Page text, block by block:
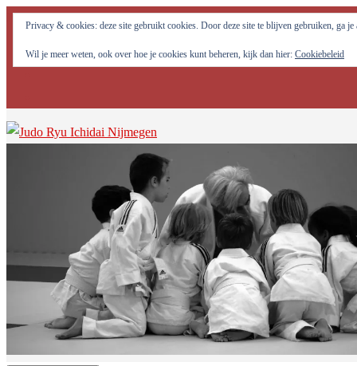
Judo Ryu Ichidai Nijmegen - Alle potentiële krachten in jezelf
Privacy & cookies: deze site gebruikt cookies. Door deze site te blijven gebruiken, ga
Wil je meer weten, ook over hoe je cookies kunt beheren, kijk dan hier: Cookiebeleid